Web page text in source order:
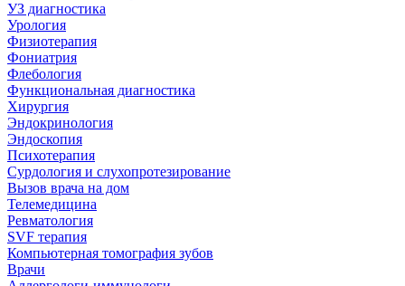
УЗ диагностика
Урология
Физиотерапия
Фониатрия
Флебология
Функциональная диагностика
Хирургия
Эндокринология
Эндоскопия
Психотерапия
Сурдология и слухопротезирование
Вызов врача на дом
Телемедицина
Ревматология
SVF терапия
Компьютерная томография зубов
Врачи